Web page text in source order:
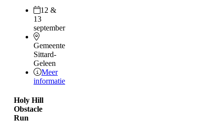
12 &
13
september
Gemeente
Sittard-
Geleen
Meer
informatie
Holy Hill
Obstacle
Run